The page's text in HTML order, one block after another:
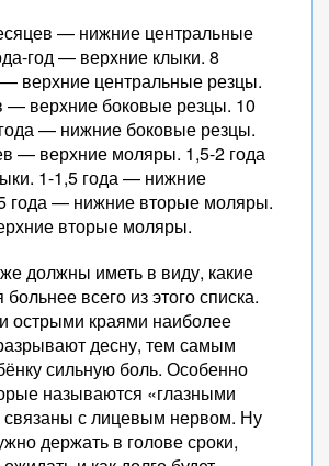
— нижние центральные
год — верхние клыки. 8
верхние центральные резцы.
— верхние боковые резцы. 10
— нижние боковые резцы.
— верхние моляры. 1,5-2 года
1-1,5 года — нижние
года — нижние вторые моляры.
вторые моляры.
должны иметь в виду, какие
всего из этого списка.
острыми краями наиболее
десну, тем самым
сильную боль. Особенно
называются «глазными
связаны с лицевым нервом. Ну
держать в голове сроки,